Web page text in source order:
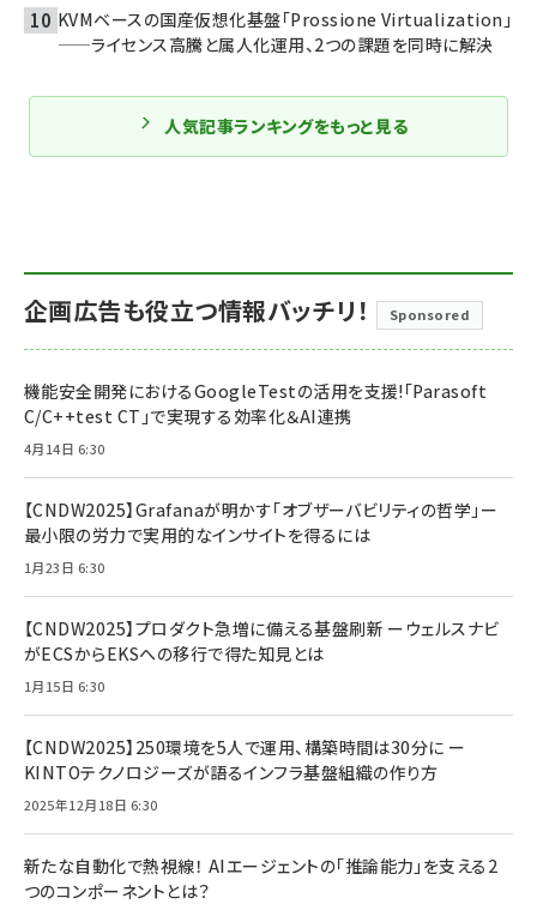
KVMベースの国産仮想化基盤「Prossione Virtualization」
——ライセンス高騰と属人化運用、2つの課題を同時に解決
人気記事ランキングをもっと見る
企画広告も役立つ情報バッチリ！ Sponsored
機能安全開発におけるGoogleTestの活用を支援!「Parasoft
C/C++test CT」で実現する効率化＆AI連携
4月14日 6:30
【CNDW2025】Grafanaが明かす「オブザーバビリティの哲学」ー
最小限の労力で実用的なインサイトを得るには
1月23日 6:30
【CNDW2025】プロダクト急増に備える基盤刷新 ーウェルスナビ
がECSからEKSへの移行で得た知見とは
1月15日 6:30
【CNDW2025】250環境を5人で運用、構築時間は30分に ー
KINTOテクノロジーズが語るインフラ基盤組織の作り方
2025年12月18日 6:30
新たな自動化で熱視線！ AIエージェントの「推論能力」を支える2
つのコンポーネントとは？